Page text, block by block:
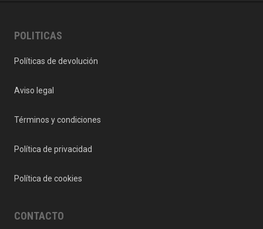
POLITICAS
Políticas de devolución
Aviso legal
Términos y condiciones
Política de privacidad
Política de cookies
CONTACTO